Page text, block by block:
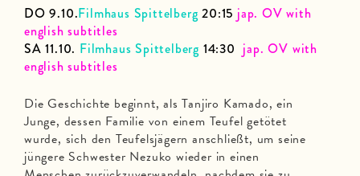
DO 9.10.Filmhaus Spittelberg20:15 jap. OV with
english subtitles
SA 11.10. Filmhaus Spittelberg 14:30 jap. OV with
english subtitles
Die Geschichte beginnt, als Tanjiro Kamado, ein
Junge, dessen Familie von einem Teufel getötet
wurde, sich den Teufelsjägern anschließt, um seine
jüngere Schwester Nezuko wieder in einen